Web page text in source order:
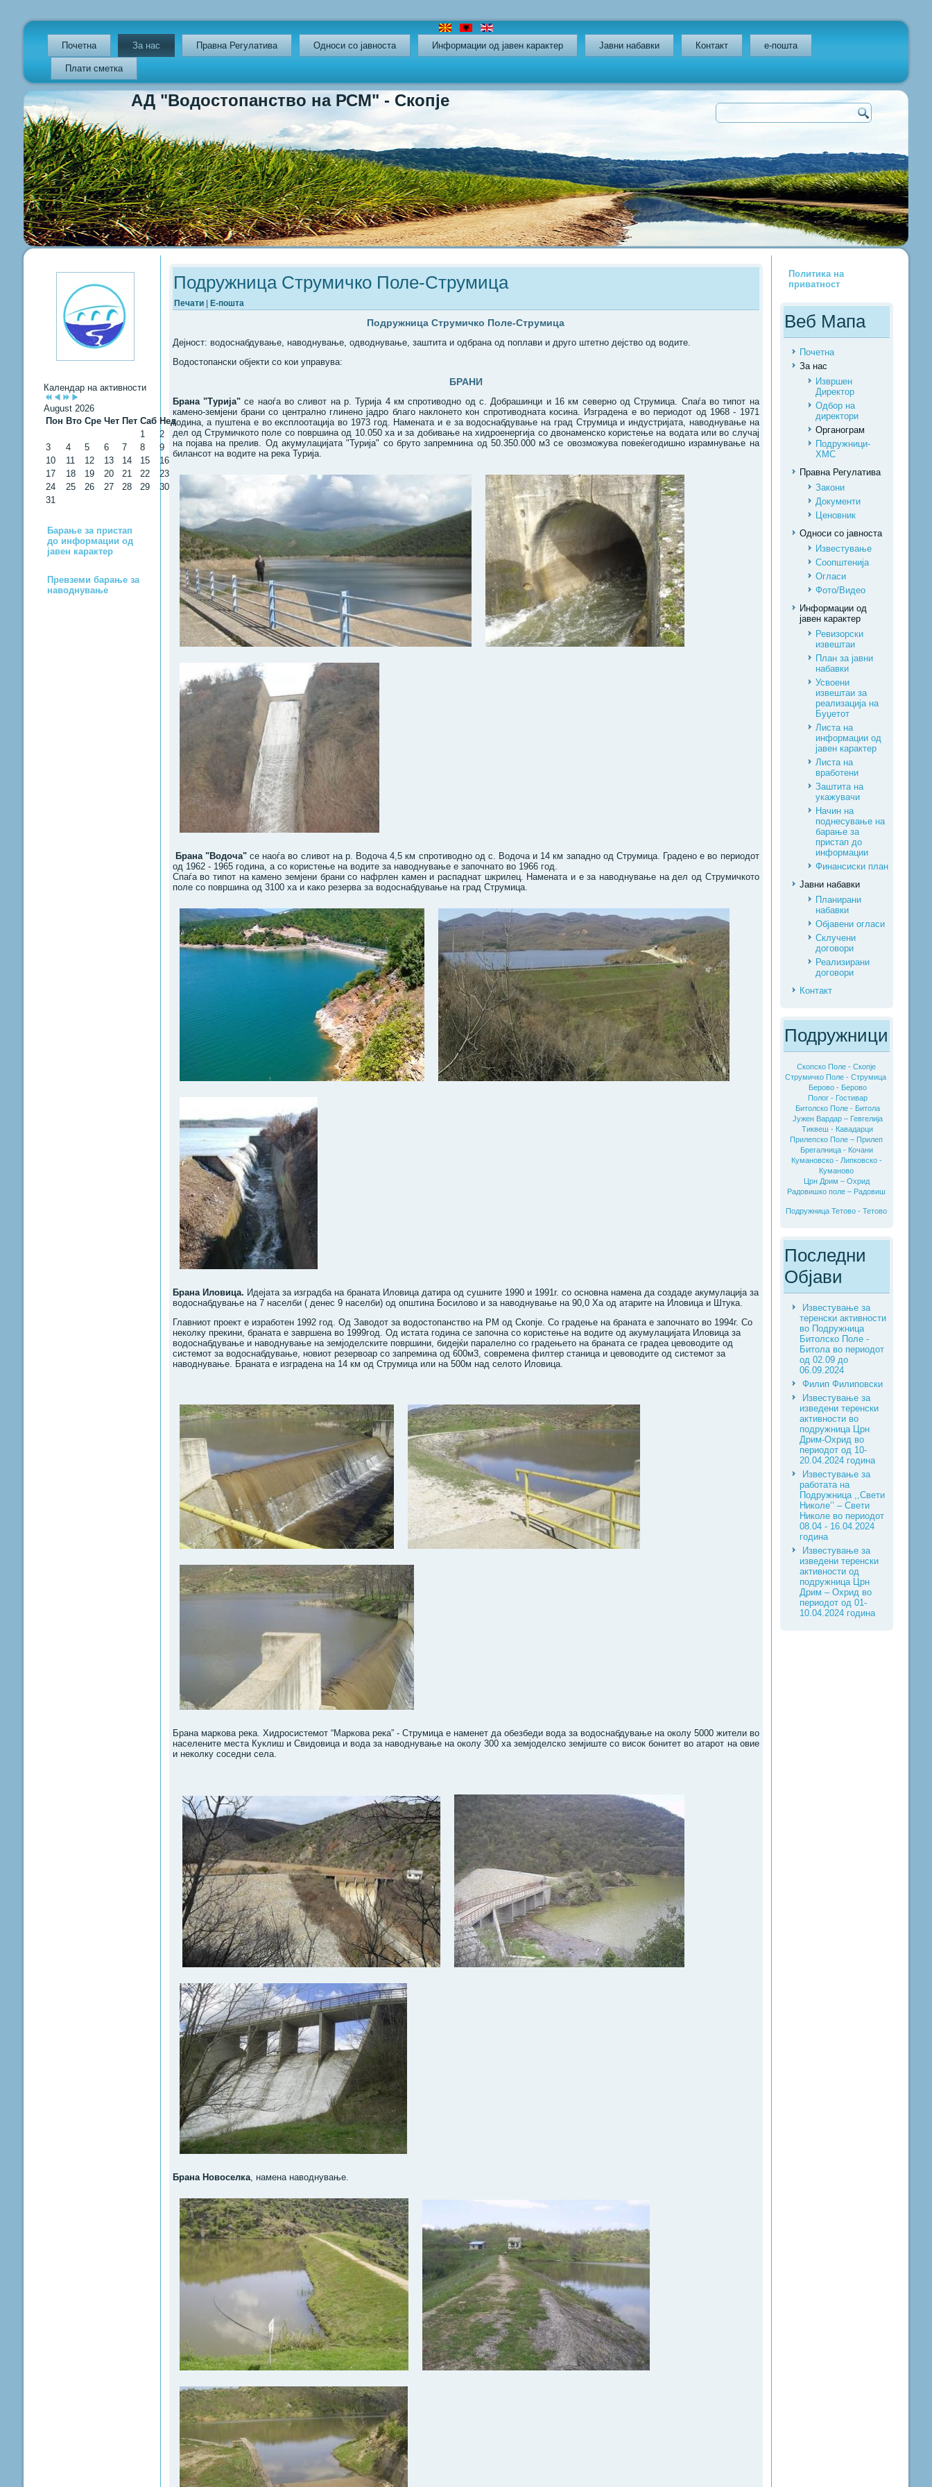
Почетна За нас Правна Регулатива Oдноси со јавноста Информации од јавен карактер Јавни набавки Контакт e-пошта
Плати сметка
АД "Водостопанство на РСМ" - Скопје
Календар на активности
August 2026
Пон Вто Сре Чет Пет Саб Нед
1
2
3
4 5 6 7 8
9
10
11 12 13 14 15
16
17
18 19 20 21 22
23
24
25 26 27 28 29
30
31
Барање за пристап
до информации од
јавен карактер
Превземи барање за
наводнување
Подружница Струмичко Поле-Струмица
Печати Е-пошта
Подружница Струмичко Поле-Струмица
Дејност: водоснабдување, наводнување, одводнување, заштита и одбрана од поплави и друго штетно дејство од водите.
Водостопански објекти со кои управува:
БРАНИ
Брана "Турија"се наоѓа во сливот на р. Турија 4 км спротиводно од с. Добрашинци и 16 км северно од Струмица. Спаѓа во типот на
камено-земјени брани со централно глинено јадро благо наклонето кон спротиводната косина. Изградена е во периодот од 1968 - 1971
година, а пуштена е во експлоотација во 1973 год. Намената и е за водоснабдување на град Струмица и индустријата, наводнување на
дел од Струмичкото поле со површина од 10.050 ха и за добивање на хидроенергија со двонаменско користење на водата или во случај
на појава на прелив. Од акумулацијата "Турија" со бруто запремнина од 50.350.000 м3 се овозможува повеќегодишно израмнување на
билансот на водите на река Турија.
Брана "Водоча"се наоѓа во сливот на р. Водоча 4,5 км спротиводно од с. Водоча и 14 км западно од Струмица. Градено е во периодот
од 1962 - 1965 година, а со користење на водите за наводнување е започнато во 1966 год.
Спаѓа во типот на камено земјени брани со нафрлен камен и распаднат шкрилец. Намената и е за наводнување на дел од Струмичкото
поле со површина од 3100 ха и како резерва за водоснабдување на град Струмица.
Брана Иловица. Идејата за изградба на браната Иловица датира од сушните 1990 и 1991г. со основна намена да создаде акумулација за
водоснабдување на 7 населби ( денес 9 населби) од општина Босилово и за наводнување на 90,0 Ха од атарите на Иловица и Штука.
Главниот проект е изработен 1992 год. Од Заводот за водостопанство на РМ од Скопје. Со градење на браната е започнато во 1994г. Со
неколку прекини, браната е завршена во 1999год. Од истата година се започна со користење на водите од акумулацијата Иловица за
водоснабдување и наводнување на земјоделските површини, бидејќи паралелно со градењето на браната се градеа цевоводите од
системот за водоснабдување, новиот резервоар со запремина од 600м3, современа филтер станица и цевоводите од системот за
наводнување. Браната е изградена на 14 км од Струмица или на 500м над селото Иловица.
Брана маркова река. Хидросистемот “Маркова река” - Струмица е наменет да обезбеди вода за водоснабдување на околу 5000 жители во
населените места Куклиш и Свидовица и вода за наводнување на околу 300 ха земјоделско земјиште со висок бонитет во атарот на овие
и неколку соседни села.
Брана Новоселка, намена наводнување.
Политика на
приватност
Веб Мапа
Почетна
За нас
Извршен
Директор
Одбор на
директори
Органограм
Подружници-
ХМС
Правна Регулатива
Закони
Документи
Ценовник
Односи со јавноста
Известување
Соопштенија
Огласи
Фото/Видео
Информации од
јавен карактер
Ревизорски
извештаи
План за јавни
набавки
Усвоени
извештаи за
реализација на
Буџетот
Листа на
информации од
јавен карактер
Листа на
вработени
Заштита на
укажувачи
Начин на
поднесување на
барање за
пристап до
информации
Финансиски план
Јавни набавки
Планирани
набавки
Објавени огласи
Склучени
договори
Реализирани
договори
Контакт
Подружници
Скопско Поле - Скопје
Струмичко Поле - Струмица
Берово - Берово
Полог - Гостивар
Битолско Поле - Битола
Јужен Вардар – Гевгелија
Тиквеш - Кавадарци
Прилепско Поле – Прилеп
Брегалница - Кочани
Кумановско - Липковско -
Куманово
Црн Дрим – Охрид
Радовишко поле – Радовиш
Подружница Тетово - Тетово
Последни
Објави
Известување за
теренски активности
во Подружница
Битолско Поле -
Битола во периодот
од 02.09 до
06.09.2024
Филип Филиповски
Известување за
изведени теренски
активности во
подружница Црн
Дрим-Охрид во
периодот од 10-
20.04.2024 година
Известување за
работата на
Подружница ,,Свети
Николе’’ – Свети
Николе во периодот
08.04 - 16.04.2024
година
Известување за
изведени теренски
активности од
подружница Црн
Дрим – Охрид во
периодот од 01-
10.04.2024 година